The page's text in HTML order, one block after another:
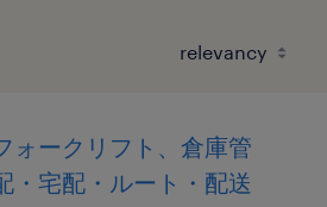
ォークリフト、倉庫管
・宅配・ルート・配送